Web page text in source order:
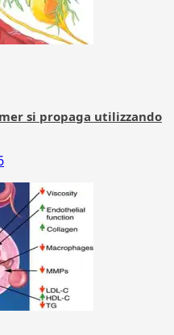
si propaga utilizzando